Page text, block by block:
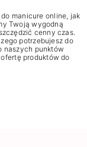
manicure online, jak
Twoją wygodną
cenny czas.
potrzebujesz do
naszych punktów
produktów do